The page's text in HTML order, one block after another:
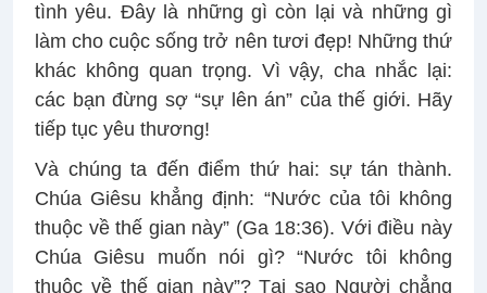
tình yêu. Đây là những gì còn lại và những gì
làm cho cuộc sống trở nên tươi đẹp! Những thứ
khác không quan trọng. Vì vậy, cha nhắc lại:
các bạn đừng sợ “sự lên án” của thế giới. Hãy
tiếp tục yêu thương!
Và chúng ta đến điểm thứ hai: sự tán thành.
Chúa Giêsu khẳng định: “Nước của tôi không
thuộc về thế gian này” (Ga 18:36). Với điều này
Chúa Giêsu muốn nói gì? “Nước tôi không
thuộc về thế gian này”? Tại sao Người chẳng